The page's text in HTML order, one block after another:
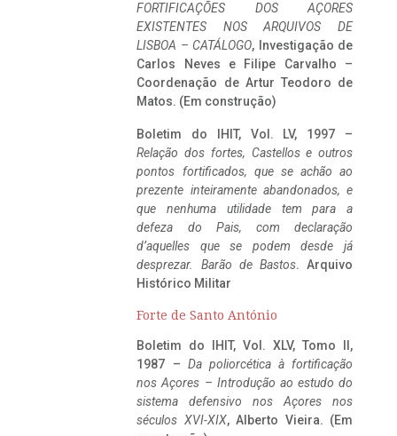
FORTIFICAÇÕES DOS AÇORES
EXISTENTES NOS ARQUIVOS DE
LISBOA – CATÁLOGO, Investigação de
Carlos Neves e Filipe Carvalho –
Coordenação de Artur Teodoro de
Matos. (Em construção)
Boletim do IHIT, Vol. LV, 1997 –
Relação dos fortes, Castellos e outros
pontos fortificados, que se achão ao
prezente inteiramente abandonados, e
que nenhuma utilidade tem para a
defeza do Pais, com declaração
d’aquelles que se podem desde já
desprezar. Barão de Bastos. Arquivo
Histórico Militar
Forte de Santo António
Boletim do IHIT, Vol. XLV, Tomo II,
1987 – Da poliorcética à fortificação
nos Açores – Introdução ao estudo do
sistema defensivo nos Açores nos
séculos XVI-XIX, Alberto Vieira. (Em